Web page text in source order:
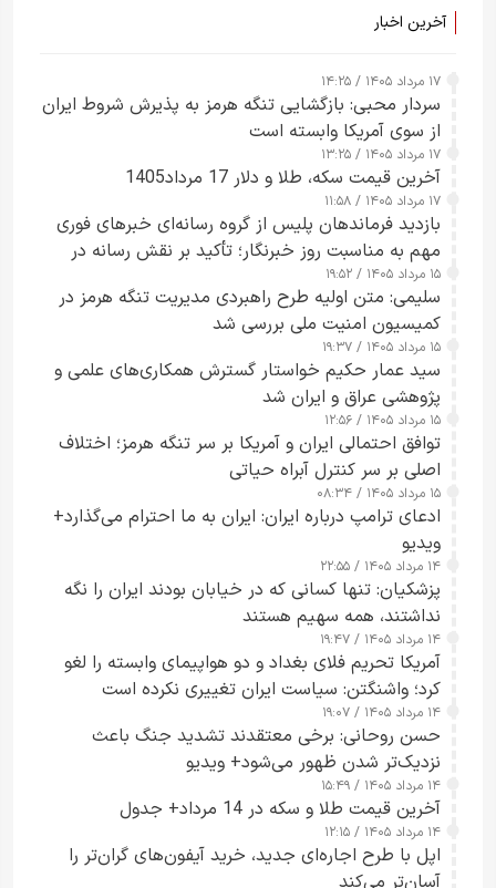
آخرین اخبار
۱۷ مرداد ۱۴۰۵ / ۱۴:۲۵
سردار محبی: بازگشایی تنگه هرمز به پذیرش شروط ایران
از سوی آمریکا وابسته است
۱۷ مرداد ۱۴۰۵ / ۱۳:۲۵
آخرین قیمت سکه، طلا و دلار 17 مرداد1405
۱۷ مرداد ۱۴۰۵ / ۱۱:۵۸
بازدید فرماندهان پلیس از گروه رسانه‌ای خبرهای فوری
مهم به مناسبت روز خبرنگار؛ تأکید بر نقش رسانه در
تقویت امنیت و اعتماد عمومی
۱۵ مرداد ۱۴۰۵ / ۱۹:۵۲
سلیمی: متن اولیه طرح راهبردی مدیریت تنگه هرمز در
کمیسیون امنیت ملی بررسی شد
۱۵ مرداد ۱۴۰۵ / ۱۹:۳۷
سید عمار حکیم خواستار گسترش همکاری‌های علمی و
پژوهشی عراق و ایران شد
۱۵ مرداد ۱۴۰۵ / ۱۲:۵۶
توافق احتمالی ایران و آمریکا بر سر تنگه هرمز؛ اختلاف
اصلی بر سر کنترل آبراه حیاتی
۱۵ مرداد ۱۴۰۵ / ۰۸:۳۴
ادعای ترامپ درباره ایران: ایران به ما احترام می‌گذارد+
ویدیو
۱۴ مرداد ۱۴۰۵ / ۲۲:۵۵
پزشکیان: تنها کسانی که در خیابان بودند ایران را نگه
نداشتند، همه سهیم هستند
۱۴ مرداد ۱۴۰۵ / ۱۹:۴۷
آمریکا تحریم فلای بغداد و دو هواپیمای وابسته را لغو
کرد؛ واشنگتن: سیاست ایران تغییری نکرده است
۱۴ مرداد ۱۴۰۵ / ۱۹:۰۷
حسن روحانی: برخی معتقدند تشدید جنگ باعث
نزدیک‌تر شدن ظهور می‌شود+ ویدیو
۱۴ مرداد ۱۴۰۵ / ۱۵:۴۹
آخرین قیمت طلا و سکه در 14 مرداد+ جدول
۱۴ مرداد ۱۴۰۵ / ۱۲:۱۵
اپل با طرح اجاره‌ای جدید، خرید آیفون‌های گران‌تر را
آسان‌تر می‌کند